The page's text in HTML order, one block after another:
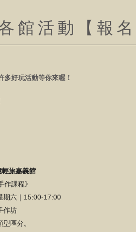
館活動【報
多好玩活動等你來喔！
旅嘉義館
作課程》
期六｜15:00-17:00
作坊
區分。